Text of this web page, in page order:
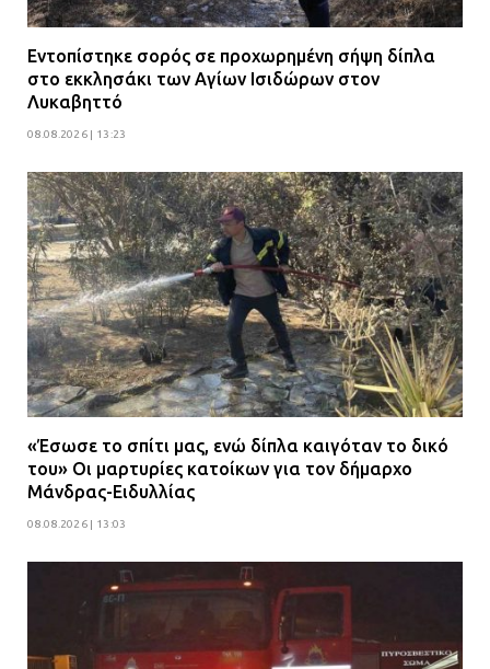
Εντοπίστηκε σορός σε προχωρημένη σήψη δίπλα
στο εκκλησάκι των Αγίων Ισιδώρων στον
Λυκαβηττό
08.08.2026 | 13:23
«Έσωσε το σπίτι μας, ενώ δίπλα καιγόταν το δικό
του» Οι μαρτυρίες κατοίκων για τον δήμαρχο
Μάνδρας-Ειδυλλίας
08.08.2026 | 13:03